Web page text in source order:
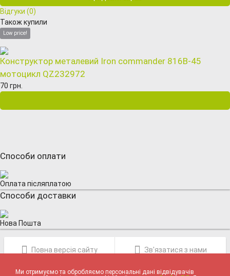
Відгуки (0)
Також купили
Low price!
Конструктор металевий Iron commander 816B-45
мотоцикл QZ232972
70 грн.
Способи оплати
Оплата післяплатою
Способи доставки
Нова Пошта
Повна версія сайту Зв'язатися з нами
Ми отримуємо та обробляємо персональні дані відвідувачів